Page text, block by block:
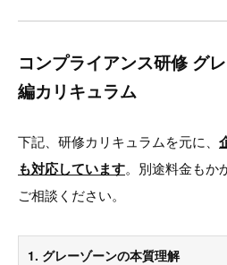
コンプライアンス研修 グ
編カリキュラム
下記、研修カリキュラムを元に、
も対応しています。別途料金もか
ご相談ください。
1. グレーゾーンの本質理解